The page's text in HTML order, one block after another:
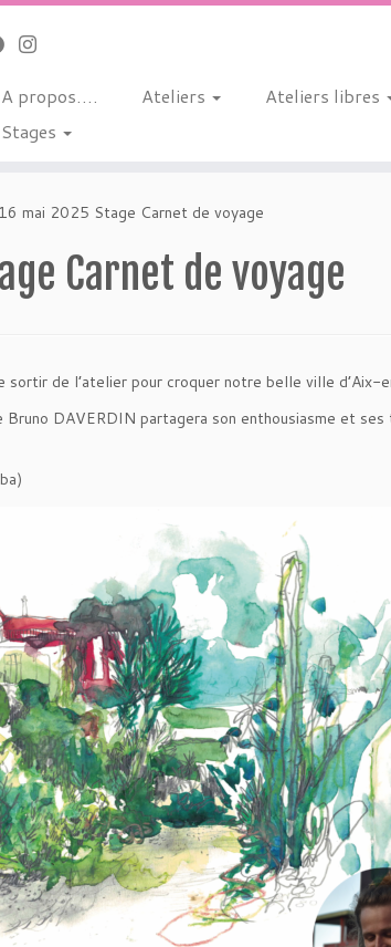
A propos…. Ateliers Ateliers libres
Stages
mai 2025 Stage Carnet de voyage
Carnet de voyage
de l’atelier pour croquer notre belle ville d’Aix-
DAVERDIN partagera son enthousiasme et ses